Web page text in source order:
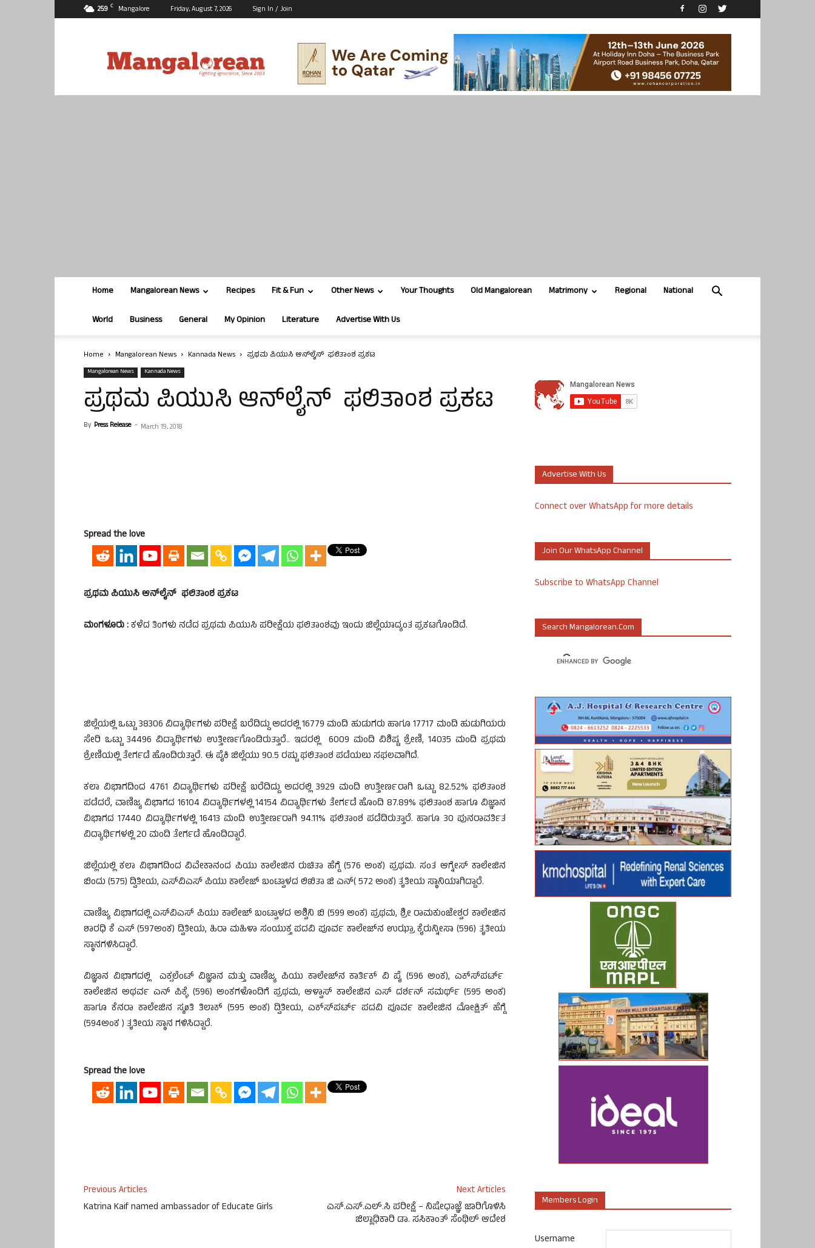
25.9 C Mangalore Friday, August 7, 2026 Sign In / Join
Home Mangalorean News Recipes Fit & Fun Other News Your Thoughts Old Mangalorean Matrimony Regional National
World Business General My Opinion Literature Advertise With Us
Home Mangalorean News Kannada News ಪ್ರಥಮ ಪಿಯುಸಿ ಆನ್‍ಲೈನ್ ಫಲಿತಾಂಶ ಪ್ರಕಟ
Mangalorean News Kannada News
ಪ್ರಥಮ ಪಿಯುಸಿ ಆನ್‍ಲೈನ್ ಫಲಿತಾಂಶ ಪ್ರಕಟ
By Press Release - March 19, 2018
Spread the love
ಪ್ರಥಮ ಪಿಯುಸಿ ಆನ್‍ಲೈನ್ ಫಲಿತಾಂಶ ಪ್ರಕಟ
ಮಂಗಳೂರು :ಕಳೆದ ತಿಂಗಳು ನಡೆದ ಪ್ರಥಮ ಪಿಯುಸಿ ಪರೀಕ್ಷೆಯ ಫಲಿತಾಂಶವು ಇಂದು ಜಿಲ್ಲೆಯಾದ್ಯಂತ ಪ್ರಕಟಗೊಂಡಿದೆ.
ಜಿಲ್ಲೆಯಲ್ಲಿ ಒಟ್ಟು 38306 ವಿದ್ಯಾರ್ಥಿಗಳು ಪರೀಕ್ಷೆ ಬರೆದಿದ್ದು ಅದರಲ್ಲಿ 16779 ಮಂದಿ ಹುಡುಗರು ಹಾಗೂ 17717 ಮಂದಿ ಹುಡುಗಿಯರು
ಸೇರಿ ಒಟ್ಟು 34496 ವಿದ್ಯಾರ್ಥಿಗಳು ಉತ್ತೀರ್ಣಗೊಂಡಿರುತ್ತಾರೆ.. ಇದರಲ್ಲಿ 6009 ಮಂದಿ ವಿಶಿಷ್ಟ ಶ್ರೇಣಿ, 14035 ಮಂದಿ ಪ್ರಥಮ
ಶ್ರೇಣಿಯಲ್ಲಿ ತೇರ್ಗಡೆ ಹೊಂದಿರುತ್ತಾರೆ. ಈ ಪೈಕಿ ಜಿಲ್ಲೆಯು 90.5 ರಷ್ಟು ಫಲಿತಾಂಶ ಪಡೆಯಲು ಸಫಲವಾಗಿದೆ.
ಕಲಾ ವಿಭಾಗದಿಂದ 4761 ವಿದ್ಯಾರ್ಥಿಗಳು ಪರೀಕ್ಷೆ ಬರೆದಿದ್ದು ಅದರಲ್ಲಿ 3929 ಮಂದಿ ಉತ್ತೀರ್ಣರಾಗಿ ಒಟ್ಟು 82.52% ಫಲಿತಾಂಶ
ಪಡೆದರೆ, ವಾಣಿಜ್ಯ ವಿಭಾಗದ 16104 ವಿದ್ಯಾರ್ಥಿಗಳಲ್ಲಿ 14154 ವಿದ್ಯಾರ್ಥಿಗಳು ತೇರ್ಗಡೆ ಹೊಂದಿ 87.89% ಫಲಿತಾಂಶ ಹಾಗೂ ವಿಜ್ಞಾನ
ವಿಭಾಗದ 17440 ವಿದ್ಯಾರ್ಥಿಗಳಲ್ಲಿ 16413 ಮಂದಿ ಉತ್ತೀರ್ಣರಾಗಿ 94.11% ಫಲಿತಾಂಶ ಪಡೆದಿರುತ್ತಾರೆ. ಹಾಗೂ 30 ಪುನರಾವರ್ತಿತ
ವಿದ್ಯಾರ್ಥಿಗಳಲ್ಲಿ 20 ಮಂದಿ ತೇರ್ಗಡೆ ಹೊಂದಿದ್ದಾರೆ.
ಜಿಲ್ಲೆಯಲ್ಲಿ ಕಲಾ ವಿಭಾಗದಿಂದ ವಿವೇಕಾನಂದ ಪಿಯು ಕಾಲೇಜಿನ ರುಚಿತಾ ಹೆಗ್ಡೆ (576 ಅಂಕ) ಪ್ರಥಮ. ಸಂತ ಆಗ್ನೇಸ್ ಕಾಲೇಜಿನ
ಬಿಂದು (575) ದ್ವಿತೀಯ, ಎಸ್‍ವಿಎಸ್ ಪಿಯು ಕಾಲೇಜ್ ಬಂಟ್ವಾಳದ ಲಿಖಿತಾ ಜಿ ಎನ್( 572 ಅಂಕ) ತೃತೀಯ ಸ್ಥಾನಿಯಾಗಿದ್ದಾರೆ.
ವಾಣಿಜ್ಯ ವಿಭಾಗದಲ್ಲಿ ಎಸ್‍ವಿಎಸ್ ಪಿಯು ಕಾಲೇಜ್ ಬಂಟ್ವಾಳದ ಅಶ್ವಿನಿ ಬಿ (599 ಅಂಕ) ಪ್ರಥಮ, ಶ್ರೀ ರಾಮಕುಂಜೇಶ್ವರ ಕಾಲೇಜಿನ
ಶಾರಧಿ ಕೆ ಎಸ್ (597ಅಂಕ) ದ್ವಿತೀಯ, ಹಿರಾ ಮಹಿಳಾ ಸಂಯುಕ್ತ ಪದವಿ ಪೂರ್ವ ಕಾಲೇಜ್‍ನ ಉಝ್ರಾ ಕೈರುನ್ನೀಸಾ (596) ತೃತೀಯ
ಸ್ಥಾನಗಳಿಸಿದ್ದಾರೆ.
ವಿಜ್ಞಾನ ವಿಭಾಗದಲ್ಲಿ ಎಕ್ಸಲೆಂಟ್ ವಿಜ್ಞಾನ ಮತ್ತು ವಾಣಿಜ್ಯ ಪಿಯು ಕಾಲೇಜ್‍ನ ಕಾರ್ತಿಕ್ ವಿ ಪೈ (596 ಅಂಕ), ಎಕ್ಸ್‍ಪರ್ಟ್
ಕಾಲೇಜಿನ ಅಥರ್ವ ಎನ್ ಪಿಕ್ಳೆ (596) ಅಂಕಗಳೊಂದಿಗೆ ಪ್ರಥಮ, ಆಳ್ವಾಸ್ ಕಾಲೇಜಿನ ಎಸ್ ದರ್ಶನ್ ಸಮರ್ಥ್ (595 ಅಂಕ)
ಹಾಗೂ ಕೆನರಾ ಕಾಲೇಜಿನ ಸ್ಮøತಿ ತಿಲಾಕ್ (595 ಅಂಕ) ದ್ವಿತೀಯ, ಎಕ್ಸ್‍ಪರ್ಟ್ ಪದವಿ ಪೂರ್ವ ಕಾಲೇಜಿನ ಮೋಕ್ಷಿತ್ ಹೆಗ್ಡೆ
(594ಅಂಕ ) ತೃತೀಯ ಸ್ಥಾನ ಗಳಿಸಿದ್ದಾರೆ.
Spread the love
Previous Articles
Katrina Kaif named ambassador of Educate Girls
Next Articles
ಎಸ್.ಎಸ್.ಎಲ್.ಸಿ ಪರೀಕ್ಷೆ – ನಿಷೇಧಾಜ್ಞೆ ಜಾರಿಗೊಳಿಸಿ
ಜಿಲ್ಲಾಧಿಕಾರಿ ಡಾ. ಸಸಿಕಾಂತ್ ಸೆಂಥಿಲ್ ಆದೇಶ
Advertise With Us
Connect over WhatsApp for more details
Join Our WhatsApp Channel
Subscribe to WhatsApp Channel
Search Mangalorean.com
Members Login
Username